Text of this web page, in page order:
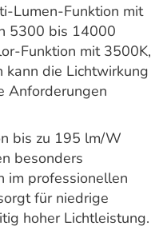
Lumen-Funktion mit
5300 bis 14000
Funktion mit 3500K,
kann die Lichtwirkung
Anforderungen
bis zu 195 lm/W
besonders
im professionellen
für niedrige
hoher Lichtleistung.